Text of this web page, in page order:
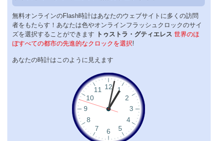
無料オンラインのFlash時計はあなたのウェブサイトに多くの訪問
者をもたらす！あなたは色やオンラインフラッシュクロックのサイ
ズを選択することができます
トゥストラ・グティエレス 世界のほ
ぼすべての都市の先進的なクロックを選択!
あなたの時計はこのように見えます